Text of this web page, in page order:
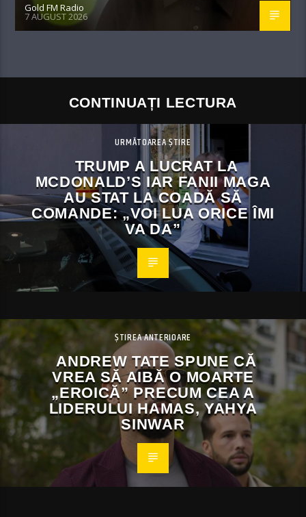
Gold FM Radio
7 AUGUST 2026
CONTINUAȚI LECTURA
URMĂTOAREA ȘTIRE
TRUMP A LUCRAT LA
MCDONALD’S IAR FANII MAGA
AU STAT LA COADĂ SĂ
COMANDE: „VOI LUA ORICE ÎMI
VA DA”
ȘTIREA ANTERIOARE
ANDREW TATE SPUNE CĂ
VREA SĂ AIBĂ O MOARTE
„EROICĂ” PRECUM CEA A
LIDERULUI HAMAS, YAHYA
SINWAR